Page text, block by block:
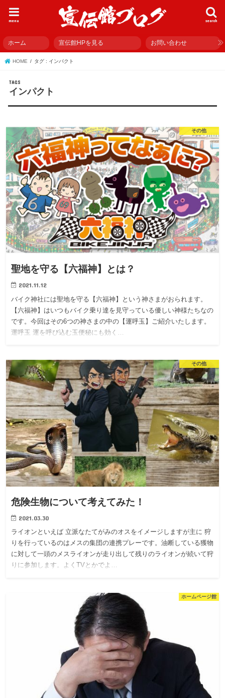
search
menu
ホーム 宣伝館HPを見る お問い合わせ
HOME タグ : インパクト
インパクト
その他
聖地を守る【六福神】とは？
2021.11.12
バイク神社には聖地を守る【六福神】という神さまがおられます。
【六福神】はいつもバイク乗り達を見守っている優しい神様たちなの
です。今回はその6つの神さまの中の【運呼玉】ご紹介いたします。
運呼玉 運を呼び込む玉便秘にも効く…
その他
危険生物について考えてみた！
2021.03.30
ライオンといえば 立派なたてがみのオスをイメージしますが主に 狩
りを行っているのはメスの集団の連携プレーです。油断している獲物
に対して一頭のメスライオンが走り出して残りのライオンが続いて狩
りに参加します。よくTVとかでよ…
ホームページ館